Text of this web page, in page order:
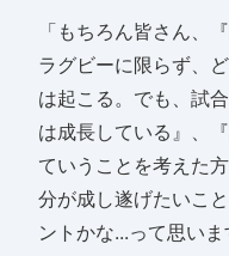
「もちろん皆さん、
ラグビーに限らず、
は起こる。でも、試
は成長している』、
ていうことを考えた
分が成し遂げたいこ
ントかな...って思いま